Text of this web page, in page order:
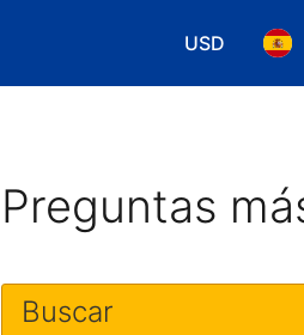
USD
Elegir tu
Preguntas
Buscar